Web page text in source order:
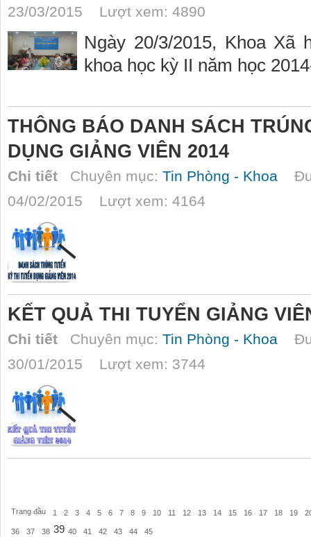
23/03/2015 Lượt xem: 4890
Ngày 20/3/2015, Khoa
khoa học kỳ II năm học
THÔNG BÁO DANH SÁCH
DỤNG GIẢNG VIÊN 2014
Chi tiết Chuyên mục: Tin Phòng - Khoa
04/02/2015 Lượt xem: 4164
KẾT QUẢ THI TUYỂN GIẢNG
Chi tiết Chuyên mục: Tin Phòng - Khoa
30/01/2015 Lượt xem: 3744
Trang đầu 1 2 3 4 5 6 7 8 9 10 11 12 13 14 15 16 17 18 19
36 37 38 39 40 41 42 43 44 45